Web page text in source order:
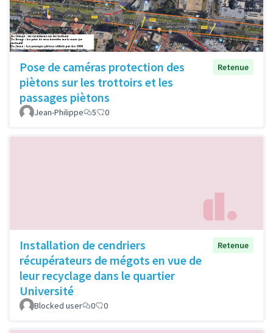
Pose de caméras protection des
piètons sur les trottoirs et les
passages piètons
Retenue
Jean-Philippe 5 0
Installation de cendriers
récupérateurs de mégots en vue de
leur recyclage dans le quartier
Université
Retenue
Blocked user 0 0